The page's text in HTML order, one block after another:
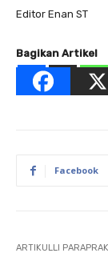
Editor Enan ST
Bagikan Artikel
Facebook
ARTIKULLI PARAPRAK